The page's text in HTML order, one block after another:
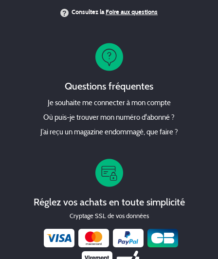
Consultez laFoire aux questions
Questions fréquentes
Je souhaite me connecter à mon compte
Où puis-je trouver mon numéro d'abonné ?
J’ai reçu un magazine endommagé, que faire ?
Réglez vos achats en toute simplicité
Cryptage SSL de vos données
Chèque